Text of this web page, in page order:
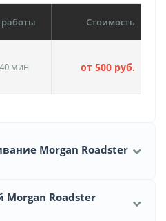
Стоимость
мин от 500 руб.
Morgan Roadster
Morgan Roadster